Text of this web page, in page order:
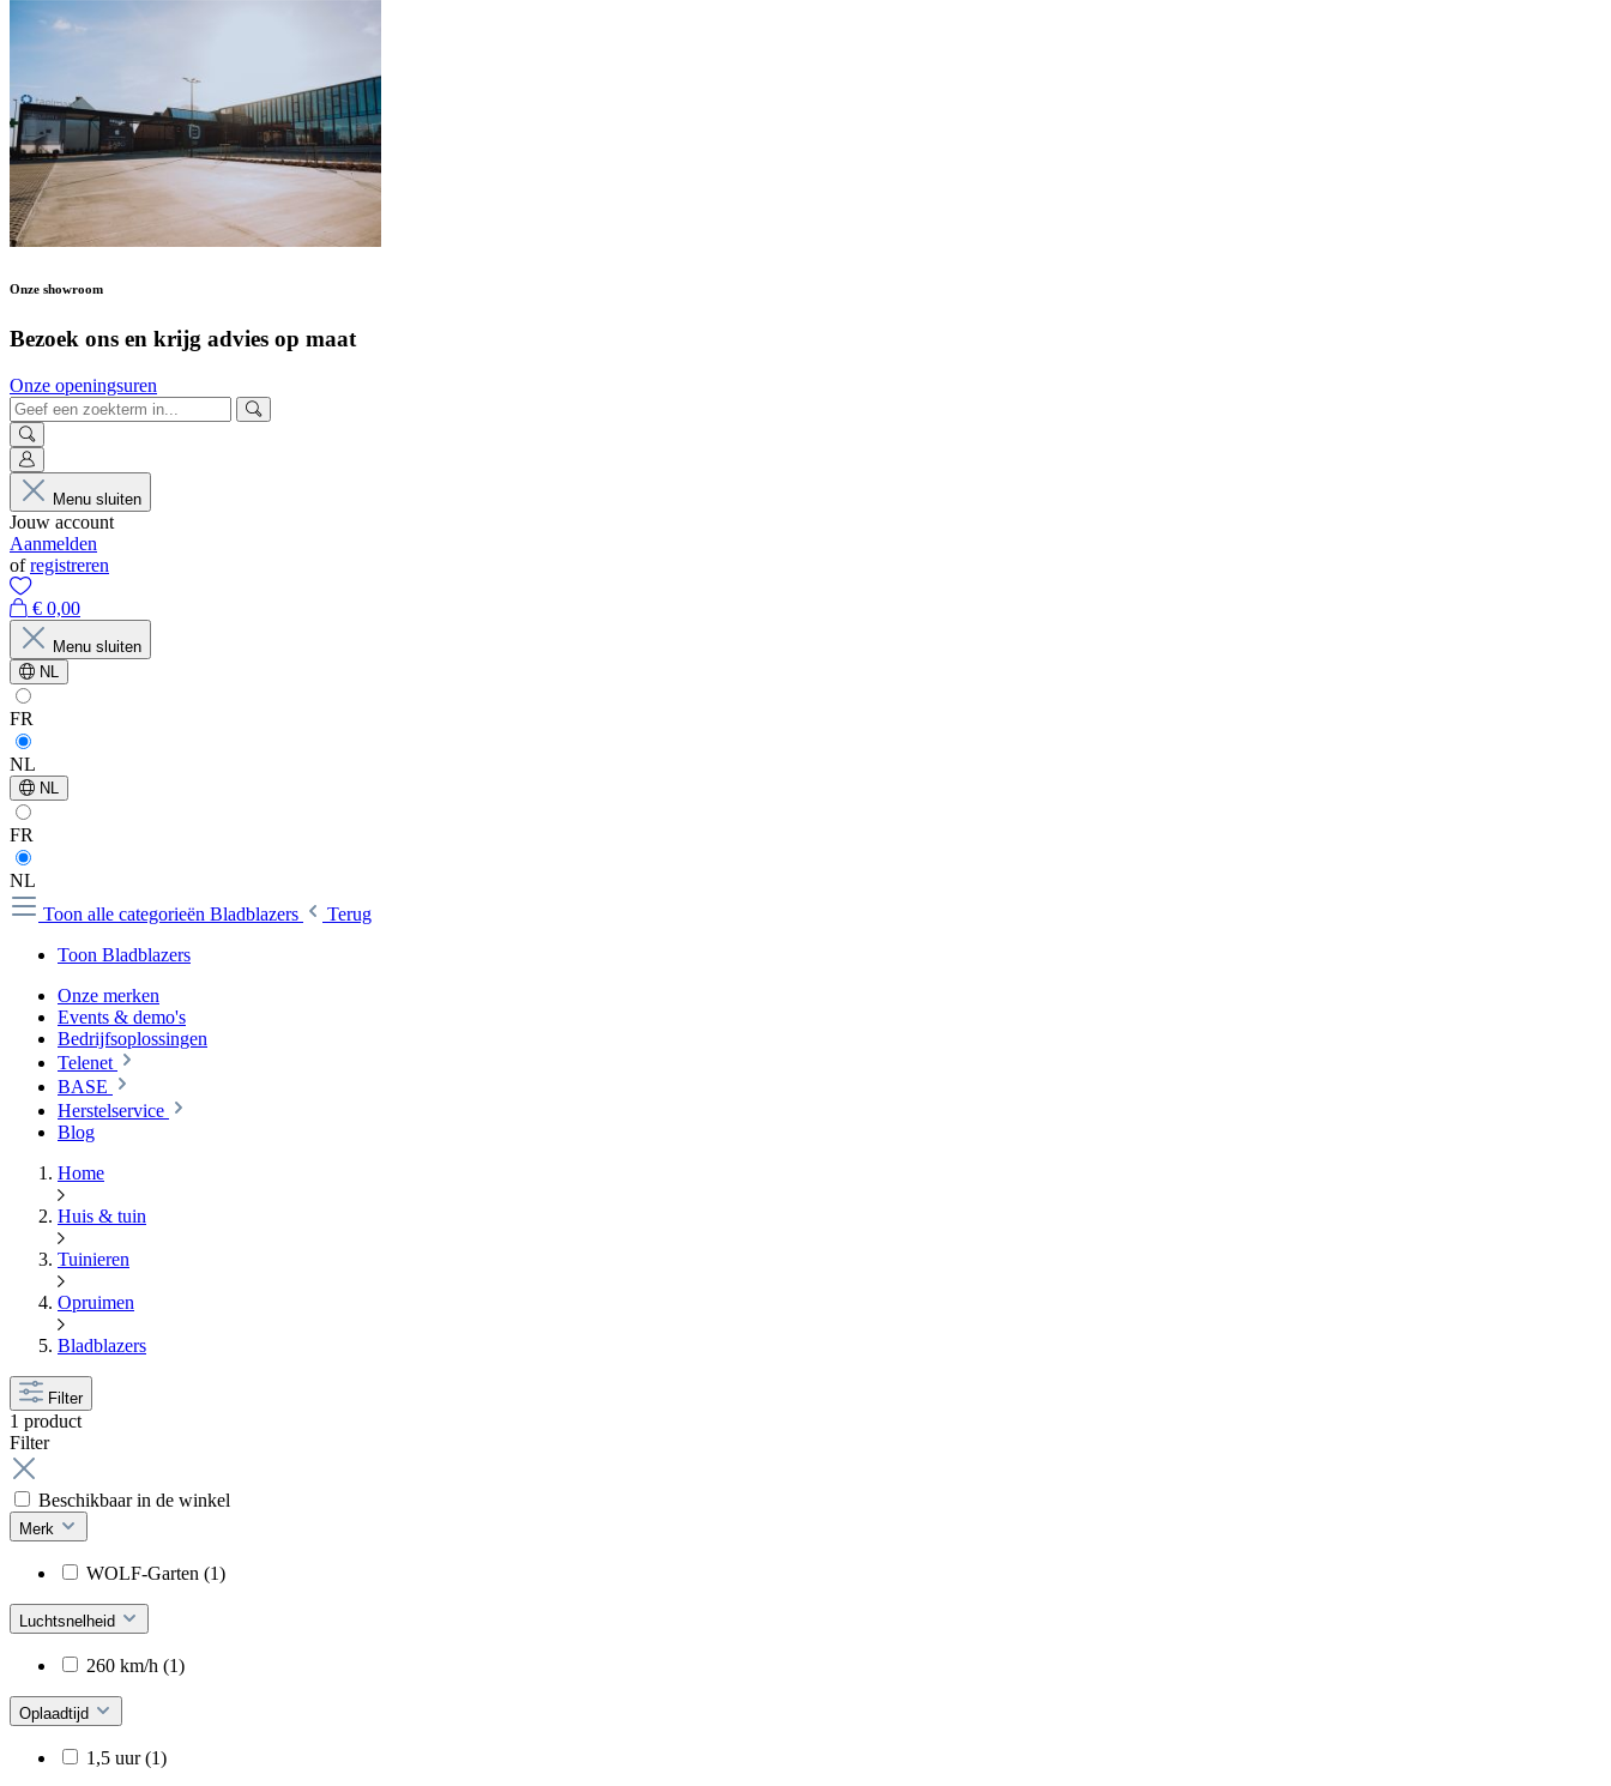
Onze showroom
Bezoek ons en krijg advies op maat
Onze openingsuren
Menu sluiten
Jouw account
Aanmelden
ofregistreren
€ 0,00
Menu sluiten
NL
FR
NL
NL
FR
NL
Toon alle categorieën Bladblazers
Terug
Toon Bladblazers
Onze merken
Events & demo's
Bedrijfsoplossingen
Telenet
BASE
Herstelservice
Blog
Home
Huis & tuin
Tuinieren
Opruimen
Bladblazers
Filter
1 product
Filter
Beschikbaar in de winkel
Merk
WOLF-Garten (1)
Luchtsnelheid
260 km/h (1)
Oplaadtijd
1,5 uur(1)